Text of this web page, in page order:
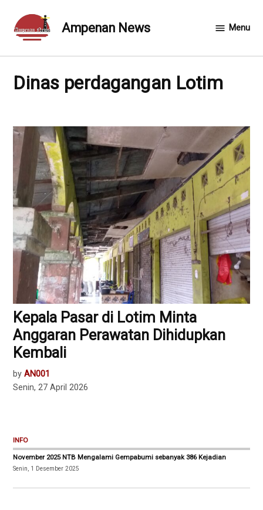
content
Ampenan News Menu
dinas perdagangan Lotim
Kepala Pasar di Lotim Minta
Anggaran Perawatan Dihidupkan
Kembali
by AN001
Senin, 27 April 2026
INFO
November 2025 NTB Mengalami Gempabumi sebanyak 386 Kejadian
Senin, 1 Desember 2025